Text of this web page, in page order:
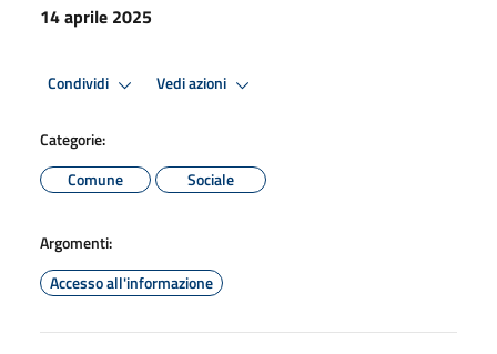
14 aprile 2025
Condividi Vedi azioni
Categorie:
Comune
Sociale
Argomenti:
Accesso all'informazione